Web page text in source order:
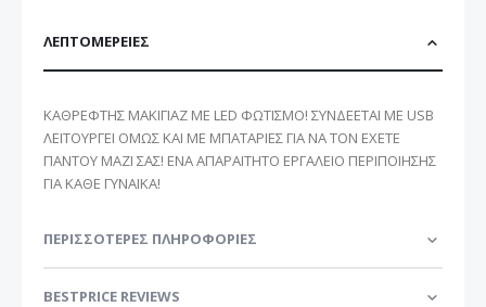
ΛΕΠΤΟΜΈΡΕΙΕΣ
ΚΑΘΡΕΦΤΗΣ ΜΑΚΙΓΙΑΖ ΜΕ LED ΦΩΤΙΣΜΟ! ΣΥΝΔΕΕΤΑΙ ΜΕ USB
ΛΕΙΤΟΥΡΓΕΙ ΟΜΩΣ ΚΑΙ ΜΕ ΜΠΑΤΑΡΙΕΣ ΓΙΑ ΝΑ ΤΟΝ ΕΧΕΤΕ
ΠΑΝΤΟΥ ΜΑΖΙ ΣΑΣ! ΕΝΑ ΑΠΑΡΑΙΤΗΤΟ ΕΡΓΑΛΕΙΟ ΠΕΡΙΠΟΙΗΣΗΣ
ΓΙΑ ΚΑΘΕ ΓΥΝΑΙΚΑ!
ΠΕΡΙΣΣΌΤΕΡΕΣ ΠΛΗΡΟΦΟΡΊΕΣ
BESTPRICE REVIEWS